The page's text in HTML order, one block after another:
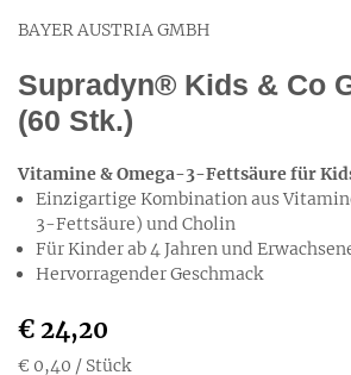
BAYER AUSTRIA GMBH
Supradyn® Kids & Co
(60 Stk.)
Vitamine & Omega-3-Fettsäure für
Einzigartige Kombination aus
3-Fettsäure) und Cholin
Für Kinder ab 4 Jahren und
Hervorragender Geschmack
€ 24,20
€ 0,40 / Stück